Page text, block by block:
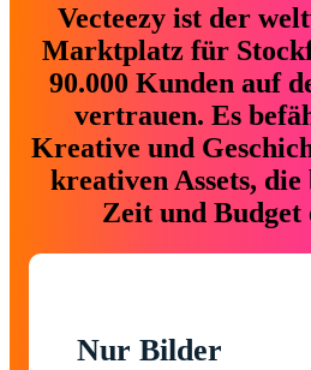
Vecteezy ist der
Marktplatz für
90.000 Kunden auf
vertrauen. Es
Kreative und
kreativen Assets,
Zeit und Budget
Nur Bilder